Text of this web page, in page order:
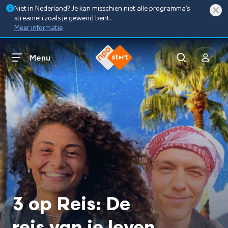
Niet in Nederland? Je kan misschien niet alle programma’s
streamen zoals je gewend bent.
Meer informatie
Menu
3 op Reis: De